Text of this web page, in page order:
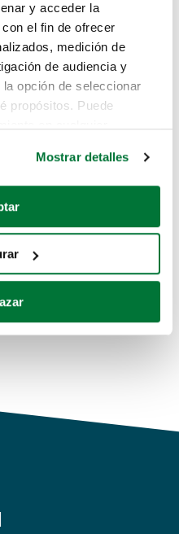
y acceder la
el fin de ofrecer
medición de
de audiencia y
opción de seleccionar
propósitos. Puede
su ubicación geográfica
activamente
específicas (huellas
cómo se procesan sus
del sitio web con
publicidad y análisis
Mostrar detalles
como
aquí.
que estás
enlaces: